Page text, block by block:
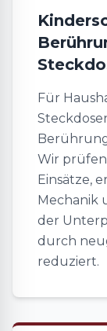
Für
Wir
Einsätze,
Mechanik
der
durch
reduziert.